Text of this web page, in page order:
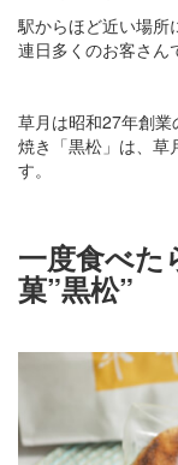
駅からほど近い場所
連日多くのお客さん
草月は昭和27年創
焼き「黒松」は、草
す。
一度食べた
菓”黒松”